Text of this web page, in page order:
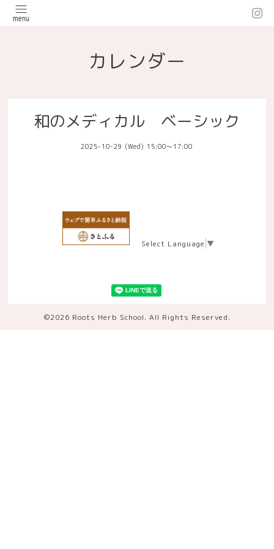
カレンダー
和のメディカル ベーシック
2025-10-29 (Wed) 15:00～17:00
Select Language ▼
©2026 Roots Herb School. All Rights Reserved.